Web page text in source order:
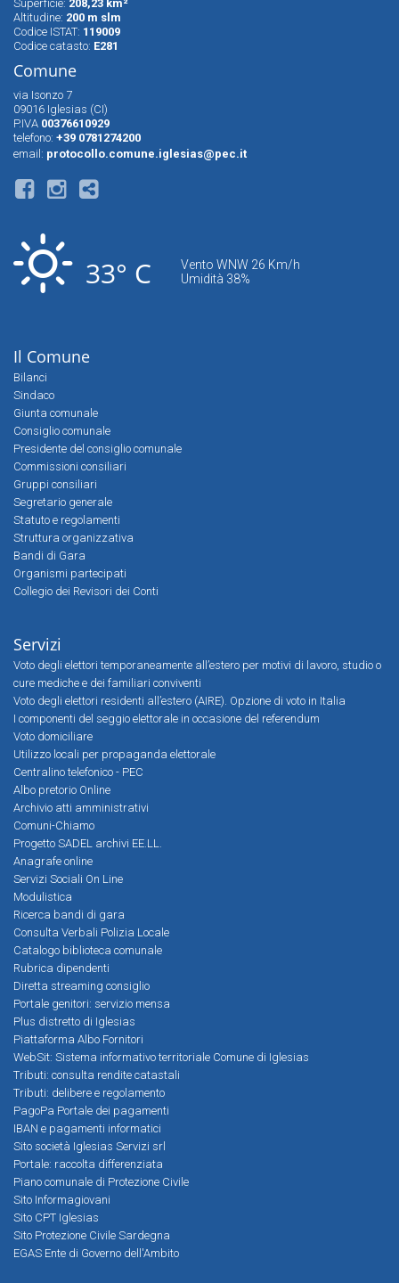
Superfìcie: 208,23 km²
Altitudine: 200 m slm
Codice ISTAT: 119009
Codice catasto: E281
Comune
via Isonzo 7
09016 Iglesias (CI)
P.IVA 00376610929
telefono: +39 0781274200
email: protocollo.comune.iglesias@pec.it
33° C
Vento WNW 26 Km/h
Umidità 38%
Il Comune
Bilanci
Sindaco
Giunta comunale
Consiglio comunale
Presidente del consiglio comunale
Commissioni consiliari
Gruppi consiliari
Segretario generale
Statuto e regolamenti
Struttura organizzativa
Bandi di Gara
Organismi partecipati
Collegio dei Revisori dei Conti
Servizi
Voto degli elettori temporaneamente all’estero per motivi di lavoro, studio o
cure mediche e dei familiari conviventi
Voto degli elettori residenti all’estero (AIRE). Opzione di voto in Italia
I componenti del seggio elettorale in occasione del referendum
Voto domiciliare
Utilizzo locali per propaganda elettorale
Centralino telefonico - PEC
Albo pretorio Online
Archivio atti amministrativi
Comuni-Chiamo
Progetto SADEL archivi EE.LL.
Anagrafe online
Servizi Sociali On Line
Modulistica
Ricerca bandi di gara
Consulta Verbali Polizia Locale
Catalogo biblioteca comunale
Rubrica dipendenti
Diretta streaming consiglio
Portale genitori: servizio mensa
Plus distretto di Iglesias
Piattaforma Albo Fornitori
WebSit: Sistema informativo territoriale Comune di Iglesias
Tributi: consulta rendite catastali
Tributi: delibere e regolamento
PagoPa Portale dei pagamenti
IBAN e pagamenti informatici
Sito società Iglesias Servizi srl
Portale: raccolta differenziata
Piano comunale di Protezione Civile
Sito Informagiovani
Sito CPT Iglesias
Sito Protezione Civile Sardegna
EGAS Ente di Governo dell'Ambito